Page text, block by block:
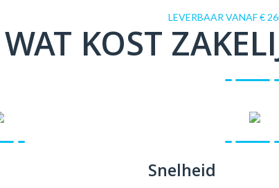
LEVERBAAR VANAF €
WAT KOST
Snelheid